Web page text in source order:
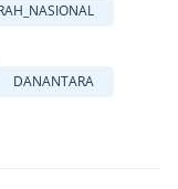
DANANTARA